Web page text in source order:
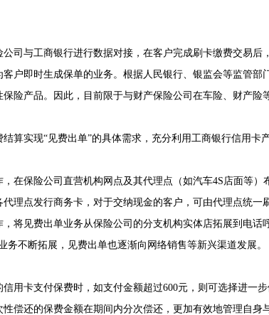
与工商银行进行数据对接，在客户完成刷卡缴费交易后
户即时生成保单的业务。根据人民银行、银监会等监管部
险产品。因此，目前限于与财产保险公司在车险、财产险
实现“见费出单”的具体需求，充分利用工商银行信用卡
保险公司直营机构网点及其代理点（如汽车4S店面等）
理点发行商务卡，对于交纳现金的客户，可由代理点统一
见费出单业务从保险公司的分支机构实体店拓展到电话
务不断拓展，见费出单也逐渐向网络销售等新兴渠道发展。
卡支付保费时，如支付金额超过600元，则可选择进一步
偿还的保费金额在期间内分次偿还，更加有效地管理自身